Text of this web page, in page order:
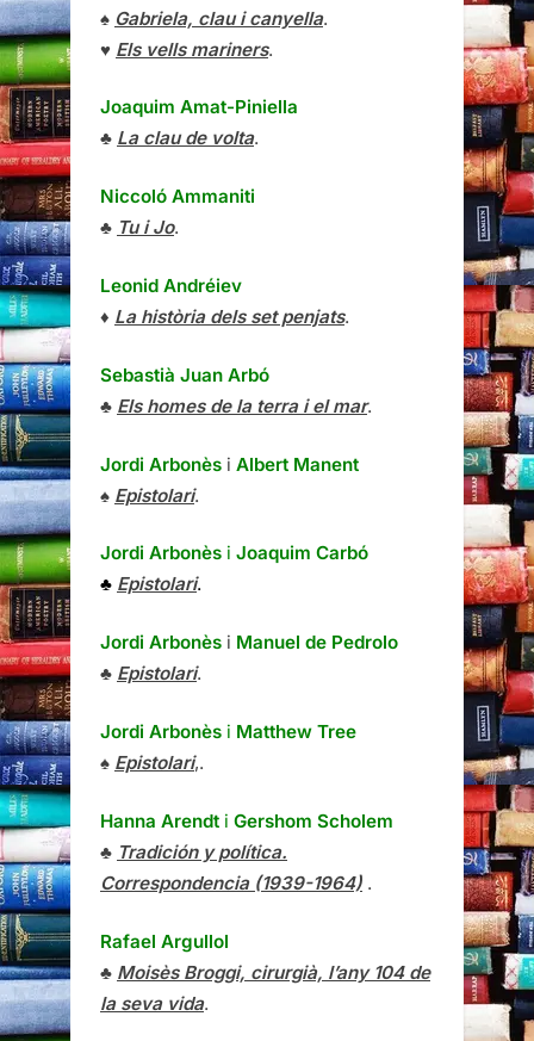
♠ Gabriela, clau i canyella.
♥ Els vells mariners.
Joaquim Amat-Piniella
♣ La clau de volta.
Niccoló Ammaniti
♣ Tu i Jo.
Leonid Andréiev
♦ La història dels set penjats.
Sebastià Juan Arbó
♣ Els homes de la terra i el mar.
Jordi Arbonès i Albert Manent
♠ Epistolari.
Jordi Arbonès i Joaquim Carbó
♣ Epistolari.
Jordi Arbonès i Manuel de Pedrolo
♣ Epistolari.
Jordi Arbonès i Matthew Tree
♠ Epistolari,.
Hanna Arendt i Gershom Scholem
♣ Tradición y política.
Correspondencia (1939-1964) .
Rafael Argullol
♣ Moisès Broggi, cirurgià, l’any 104 de
la seva vida.